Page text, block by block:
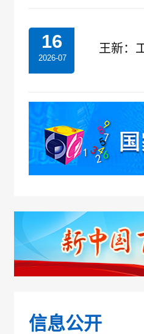
16
2026-07
王新：
信息公开